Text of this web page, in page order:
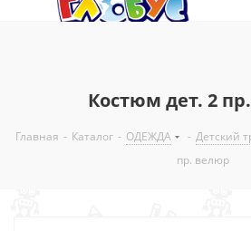
Костюм дет. 2
Главная - Каталог - ОДЕЖДА - Детский
пр. велюр